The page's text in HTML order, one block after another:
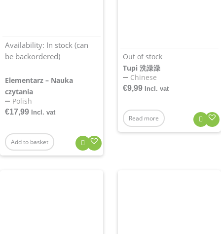
Availability: In stock (can
be backordered)
Elementarz – Nauka
czytania
Polish
€17,99 Incl. vat
Add to basket
Out of stock
Tupi 洗澡澡
Chinese
€9,99 Incl. vat
Read more